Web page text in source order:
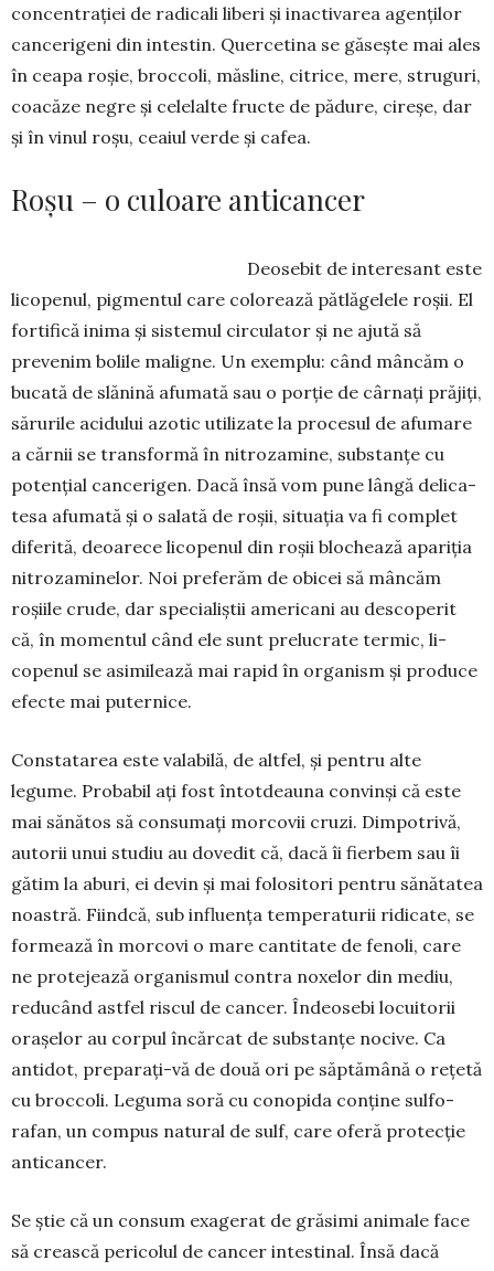
concentrației de radicali liberi și inacti­varea agenților
cancerigeni din intestin. Quercetina se găsește mai ales
în ceapa roșie, broc­coli, măs­line, citrice, mere, struguri,
coacăze negre și cele­lalte fructe de pădure, cireșe, dar
și în vinul roșu, ceaiul verde și cafea.
Roșu – o culoare anticancer
Deosebit de interesant este
licope­nul, pigmentul care colorează pătlă­ge­lele roșii. El
fortifică inima și sistemul circulator și ne ajută să
prevenim bolile maligne. Un exemplu: când mâncăm o
bucată de slănină afumată sau o porție de cârnați prăjiți,
sărurile acidului azotic utili­zate la procesul de afu­mare
a cărnii se transformă în nitro­zamine, substanțe cu
potențial cance­rigen. Dacă însă vom pune lângă delica­
tesa afumată și o salată de roșii, situația va fi com­plet
diferită, deoarece lico­penul din roșii blochează apariția
nitroza­mi­nelor. Noi preferăm de obicei să mâncăm
roșiile crude, dar specialiștii americani au descoperit
că, în mo­mentul când ele sunt prelucrate ter­mic, li­
copenul se asimilează mai rapid în organism și produce
efecte mai puternice.
Constatarea este valabilă, de altfel, și pentru alte
legume. Probabil ați fost întot­deauna convinși că este
mai sănătos să consumați morcovii cruzi. Dim­potrivă,
autorii unui studiu au dovedit că, dacă îi fierbem sau îi
gătim la aburi, ei devin și mai folo­sitori pentru sănătatea
noastră. Fiindcă, sub influen­ța temperaturii ridicate, se
formează în morcovi o mare cantitate de fenoli, care
ne protejează orga­nismul contra noxelor din mediu,
reducând astfel riscul de cancer. Îndeosebi locuitorii
orașelor au corpul încărcat de substanțe nocive. Ca
anti­dot, preparați-vă de două ori pe săptămână o re­țetă
cu broccoli. Leguma soră cu conopida con­ține sulfo­
rafan, un com­pus natural de sulf, care oferă pro­tecție
anticancer.
Se știe că un consum exagerat de grăsimi ani­male face
să crească peri­colul de cancer intestinal. Însă dacă